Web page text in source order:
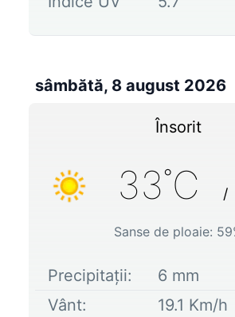
sâmbătă, 8 august 2026
Însorit
33˚C /
Sanse de ploaie: 59
Precipitații: 6 mm
Vânt:
19.1 Km/h